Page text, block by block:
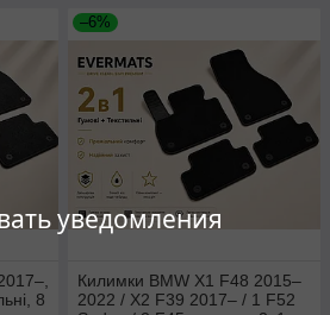
уведомления
8
–6%
Килимки BMW X1 F48 2015–
2022 / X2 F39 2017– / 1 F52